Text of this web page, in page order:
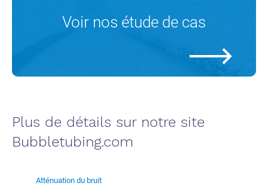
Voir nos étude de cas
Plus de détails sur notre site
Bubbletubing.com
Atténuation du bruit